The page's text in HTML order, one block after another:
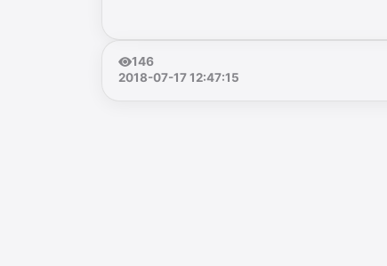
146
2018-07-17 12:47:15